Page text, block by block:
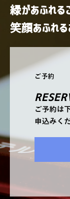
緑があふれる
笑顔あふれる
ご予約
ご予約は
申込みく